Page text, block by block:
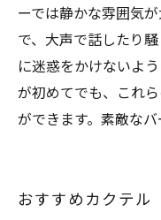
ーでは静かな雰囲気
で、大声で話したり
に迷惑をかけないよ
が初めてでも、これ
ができます。素敵なバ
おすすめカクテル